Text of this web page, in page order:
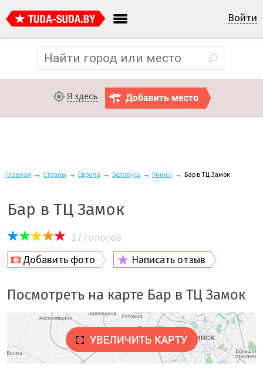
Войти
Я здесь
Главная → Страны → Европа → Беларусь → Минск → Бар в ТЦ Замок
Бар в ТЦ Замок
17 голосов
Добавить фото
Написать отзыв
Посмотреть на карте Бар в ТЦ Замок